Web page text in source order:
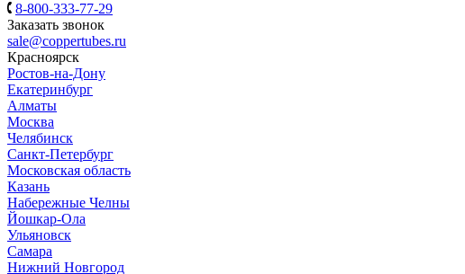
8-800-333-77-29
Заказать звонок
sale@coppertubes.ru
Красноярск
Ростов-на-Дону
Екатеринбург
Алматы
Москва
Челябинск
Санкт-Петербург
Московская область
Казань
Набережные Челны
Йошкар-Ола
Ульяновск
Самара
Нижний Новгород